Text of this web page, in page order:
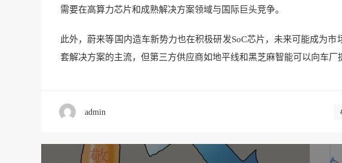
需要在高算力芯片和成熟解决方案领域与国际巨头竞争。
此外，蔚来等国内造车新势力也在积极研发SoC芯片，未来可能成为
套解决方案的主流，但第三方供应商如地平线和黑芝麻智能可以向车厂
admin